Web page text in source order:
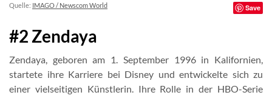
Quelle: IMAGO / Newscom World Save
#2 Zendaya
Zendaya, geboren am 1. September 1996 in Kalifornien,
startete ihre Karriere bei Disney und entwickelte sich zu
einer vielseitigen Künstlerin. Ihre Rolle in der HBO-Serie